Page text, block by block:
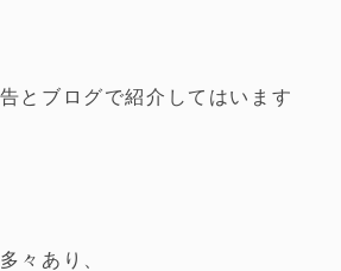
とブログで紹介してはいます
々あり、